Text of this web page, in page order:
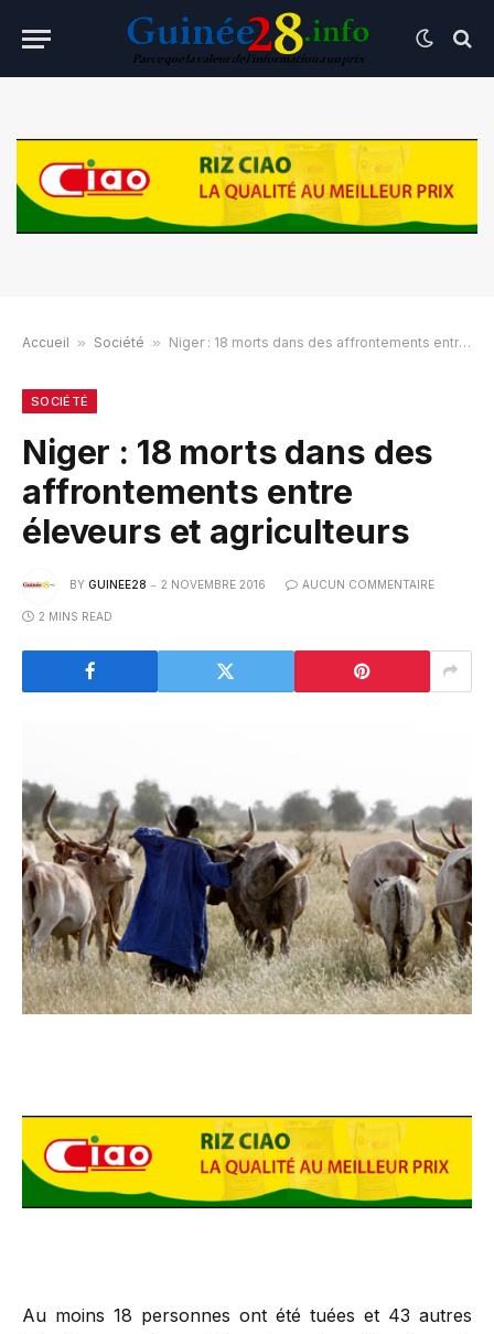
Accueil » Société » Niger : 18 morts dans des affrontements entre éleveurs et agriculteurs
SOCIÉTÉ
Niger : 18 morts dans des
affrontements entre
éleveurs et agriculteurs
BY GUINEE28 2 NOVEMBRE 2016 AUCUN COMMENTAIRE
2 MINS READ
Au moins 18 personnes ont été tuées et 43 autres